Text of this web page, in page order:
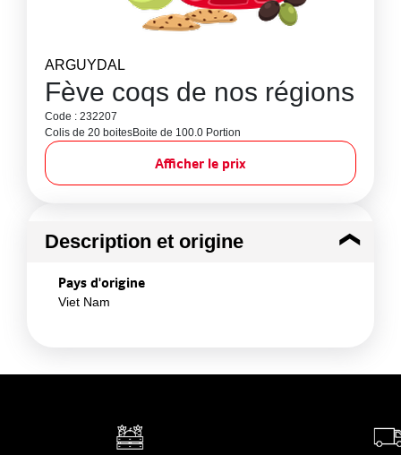
ARGUYDAL
Fève coqs de nos régions
Code : 232207
Colis de 20 boitesBoite de 100.0 Portion
Afficher le prix
Description et origine
Pays d'origine
Viet Nam